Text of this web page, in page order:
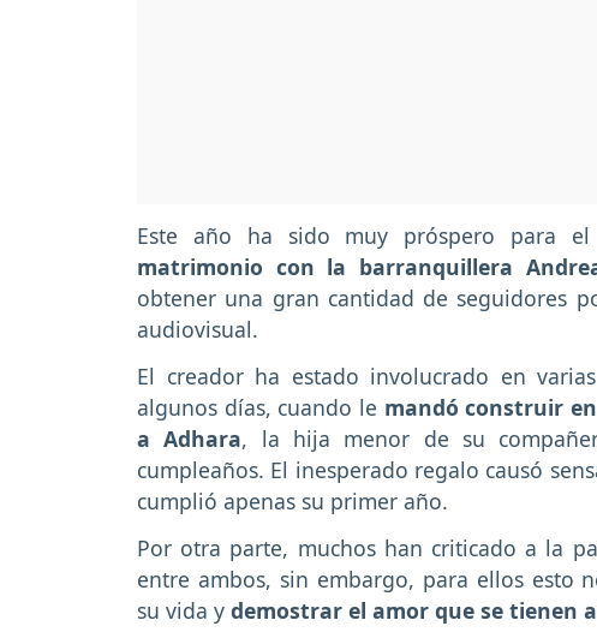
Este año ha sido muy próspero para
matrimonio con la barranquillera
obtener una gran cantidad de seguidores
audiovisual.
El creador ha estado involucrado en
algunos días, cuando le mandó construir
a Adhara, la hija menor de su
cumpleaños. El inesperado regalo causó
cumplió apenas su primer año.
Por otra parte, muchos han criticado a la
entre ambos, sin embargo, para ellos esto
su vida y demostrar el amor que se tienen